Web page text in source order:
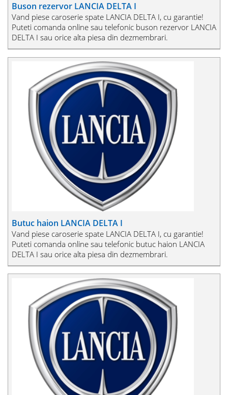
Buson rezervor LANCIA DELTA I
Vand piese caroserie spate LANCIA DELTA I, cu garantie!
Puteti comanda online sau telefonic buson rezervor LANCIA
DELTA I sau orice alta piesa din dezmembrari.
Butuc haion LANCIA DELTA I
Vand piese caroserie spate LANCIA DELTA I, cu garantie!
Puteti comanda online sau telefonic butuc haion LANCIA
DELTA I sau orice alta piesa din dezmembrari.